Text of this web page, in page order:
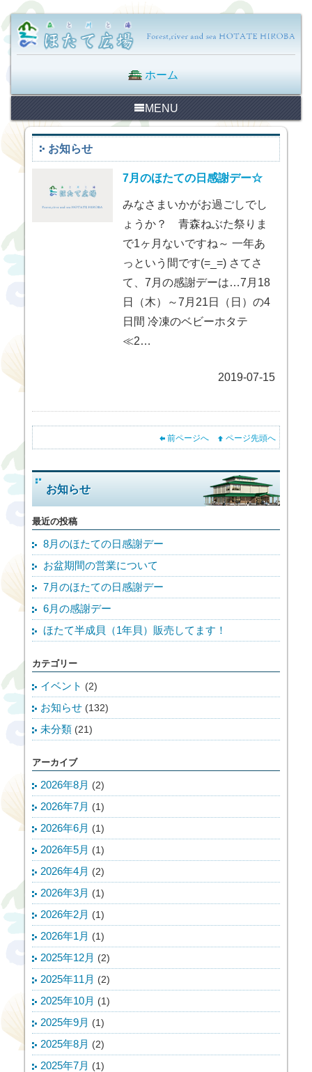
ホーム
MENU
お知らせ
7月のほたての日感謝デー☆
みなさまいかがお過ごしでし
ょうか？ 青森ねぶた祭りま
で1ヶ月ないですね～ 一年あ
っという間です(=_=) さてさ
て、7月の感謝デーは…7月18
日（木）～7月21日（日）の4
日間 冷凍のベビーホタテ
≪2…
2019-07-15
前ページへ ページ先頭へ
お知らせ
最近の投稿
8月のほたての日感謝デー
お盆期間の営業について
7月のほたての日感謝デー
6月の感謝デー
ほたて半成貝（1年貝）販売してます！
カテゴリー
イベント (2)
お知らせ (132)
未分類 (21)
アーカイブ
2026年8月 (2)
2026年7月 (1)
2026年6月 (1)
2026年5月 (1)
2026年4月 (2)
2026年3月 (1)
2026年2月 (1)
2026年1月 (1)
2025年12月 (2)
2025年11月 (2)
2025年10月 (1)
2025年9月 (1)
2025年8月 (2)
2025年7月 (1)